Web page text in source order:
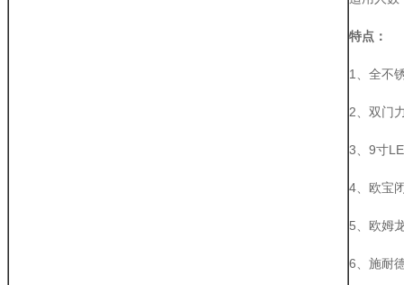
特点：
1、全不
2、双门
3、9寸
4、欧宝
5、欧姆
6、施耐